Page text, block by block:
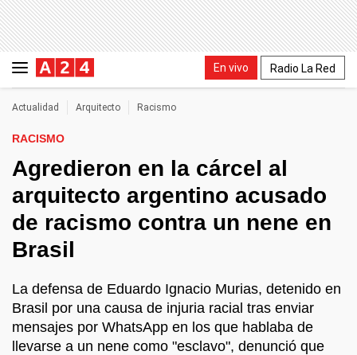
En vivo Radio La Red
Actualidad Arquitecto Racismo
RACISMO
Agredieron en la cárcel al
arquitecto argentino acusado
de racismo contra un nene en
Brasil
La defensa de Eduardo Ignacio Murias, detenido en
Brasil por una causa de injuria racial tras enviar
mensajes por WhatsApp en los que hablaba de
llevarse a un nene como "esclavo", denunció que